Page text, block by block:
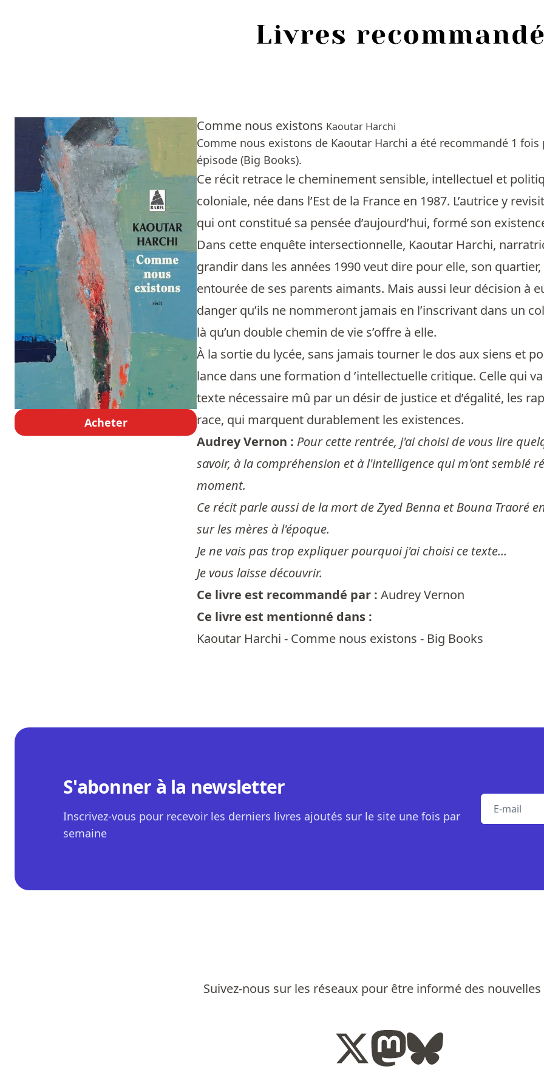
Acheter
Comme nous existons Kaoutar Harchi
Comme nous existons de Kaoutar Harchi a été recommandé 1
épisode (Big Books).
Ce récit retrace le cheminement sensible, intellectuel et
coloniale, née dans l’Est de la France en 1987. L’autrice y
qui ont constitué sa pensée d’aujourd’hui, formé son
Dans cette enquête intersectionnelle, Kaoutar Harchi,
grandir dans les années 1990 veut dire pour elle, son
entourée de ses parents aimants. Mais aussi leur décision à
danger qu’ils ne nommeront jamais en l’inscrivant dans un
là qu’un double chemin de vie s’offre à elle.
À la sortie du lycée, sans jamais tourner le dos aux siens et
lance dans une formation d ’intellectuelle critique. Celle qui
texte nécessaire mû par un désir de justice et d’égalité, les
race, qui marquent durablement les existences.
Audrey Vernon : Pour cette rentrée, j'ai choisi de vous lire
savoir, à la compréhension et à l'intelligence qui m'ont semblé
moment.
Ce récit parle aussi de la mort de Zyed Benna et Bouna Traoré
sur les mères à l'époque.
Je ne vais pas trop expliquer pourquoi j'ai choisi ce texte...
Je vous laisse découvrir.
Ce livre est recommandé par : Audrey Vernon
Ce livre est mentionné dans :
Kaoutar Harchi - Comme nous existons - Big Books
S'abonner à la newsletter
Inscrivez-vous pour recevoir les derniers livres ajoutés sur le site une fois par
semaine
E-mail
Sources
Personnes
Livres
Livres les plus recommandés
Prix littéraires
Suivez-nous sur les réseaux pour être informé des